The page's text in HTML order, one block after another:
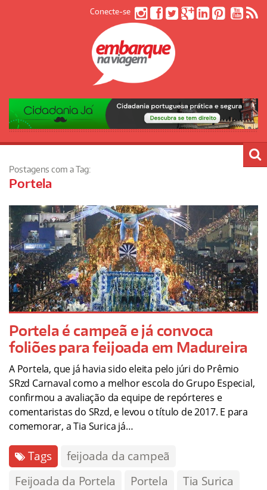
Conecte-se
Postagens com a Tag:
Portela
Portela é campeã e já convoca
foliões para feijoada em Madureira
A Portela, que já havia sido eleita pelo júri do Prêmio
SRzd Carnaval como a melhor escola do Grupo Especial,
confirmou a avaliação da equipe de repórteres e
comentaristas do SRzd, e levou o título de 2017. E para
comemorar, a Tia Surica já…
Tags
feijoada da campeã
Feijoada da Portela
Portela Tia Surica